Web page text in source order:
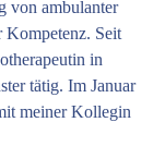
von ambulanter
Kompetenz. Seit
in
tätig. Im Januar
meiner Kollegin